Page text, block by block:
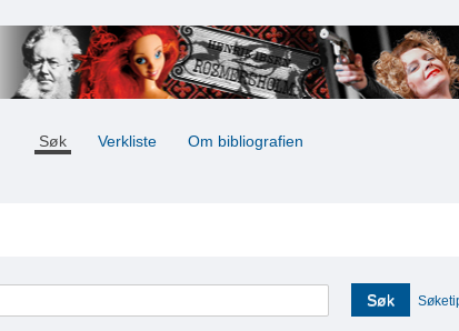
Søk Verkliste Om bibliografien
Søk